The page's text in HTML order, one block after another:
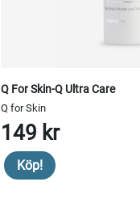
Q For Skin-Q Ultra Care
Q for Skin
149 kr
Köp!